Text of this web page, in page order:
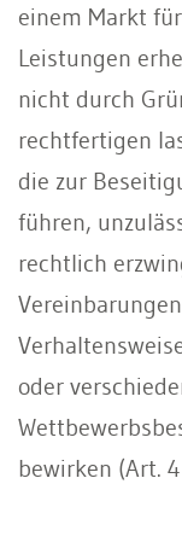
einem Markt
Leistungen
nicht durch
rechtfertigen
die zur
führen,
rechtlich
oder
bewirken (Art. 4